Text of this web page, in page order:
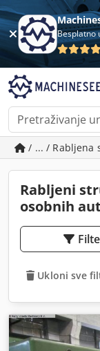
Besplatno
/ ... / Rabljena
Rabljeni
osobnih
Ukloni sve